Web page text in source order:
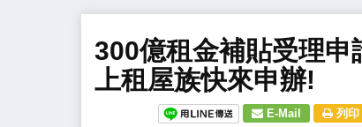
​300億租金補貼受理
上租屋族快來申辦!
E-Mail 列印